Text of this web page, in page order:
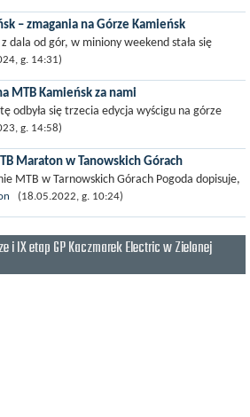
MTB! Koniec zapisów online już w środę.
– zmagania na Górze Kamieńsk
dala od gór, w miniony weekend stała się
zmagań kolarzy górskich podczas 4.
g. 14:31)
MTB Kamieńsk za nami
odbyła się trzecia edycja wyścigu na górze
że impreza rozgrywana jest na dwóch
g. 14:58)
Maraton w Tanowskich Górach
MTB w Tarnowskich Górach Pogoda dopisuje,
rozkręca się na dobre. Kolarstwo górskie już
(18.05.2022, g. 10:24)
i IX etap GP Kaczmarek Electric w Zielonej